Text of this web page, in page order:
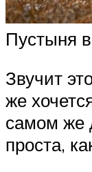
Пустыня
Звучит
же
самом же
проста,